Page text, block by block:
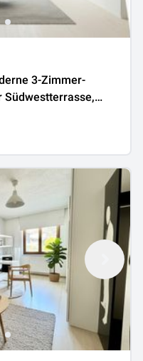
3-Zimmer-
Südwestterrasse,